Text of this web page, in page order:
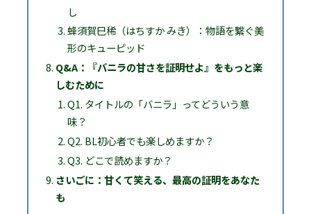
し
蜂須賀巳稀（はちすか みき）：物語を繋ぐ美
形のキューピッド
Q&A：『バニラの甘さを証明せよ』をもっと楽
しむために
Q1. タイトルの「バニラ」ってどういう意
味？
Q2. BL初心者でも楽しめますか？
Q3. どこで読めますか？
さいごに：甘くて笑える、最高の証明をあなた
も